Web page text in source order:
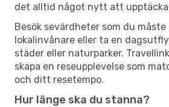
det alltid något nytt att
Besök sevärdheter som du måste
lokalinvånare eller ta en
städer eller naturparker.
skapa en reseupplevelse som
och ditt resetempo.
Hur länge ska du stanna?